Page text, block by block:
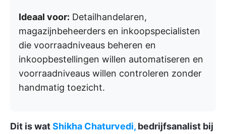
Ideaal voor: Detailhandelaren,
magazijnbeheerders en inkoopspecialisten
die voorraadniveaus beheren en
inkoopbestellingen willen automatiseren en
voorraadniveaus willen controleren zonder
handmatig toezicht.
Dit is watShikha Chaturvedi, bedrijfsanalist bij